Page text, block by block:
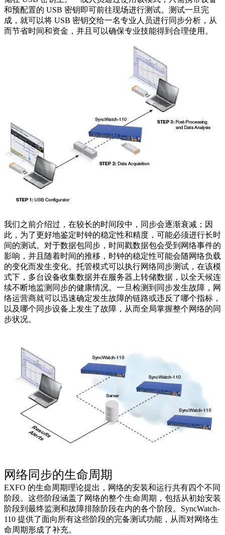
和预配置的 USB 密钥即可前往现场进行测试。测试一旦完
成，就可以将 USB 密钥交给一名专业人员进行同步分析，从
而节省时间和资金，并且可以确保专业技能得到合理使用。
我们之前介绍过，在较长的时间段中，同步会逐渐衰减；因
此，为了更好地鉴定时钟的稳定性和精度，可能必须进行长时
间的测试。对于数据包同步，时间戳数据包会受到网络事件的
影响，并且随着时间的推移，时钟的稳定性可能会随网络负载
的变化而发生变化。托管模式可以执行网络同步测试，在该模
式下，多台设备收集数据并在服务器上转储数据，以全天候连
续不断地监测同步的健康情况。一旦检测到同步发生故障，网
络运营商就可以迅速确定发生故障的链路或违反了哪个指标，
以及哪个同步设备上发生了故障，从而全局掌握整个网络的同
步状况。
网络同步的生命周期
EXFO 的生命周期理论提出，网络的安装和运行共有四个不同
阶段。这些阶段涵盖了网络的整个生命周期，包括从初始安装
阶段到最终监测和故障排除阶段在内的各个阶段。SyncWatch-
110 提供了面向所有这些阶段的完备测试功能，从而对网络生
命周期形成了补充。